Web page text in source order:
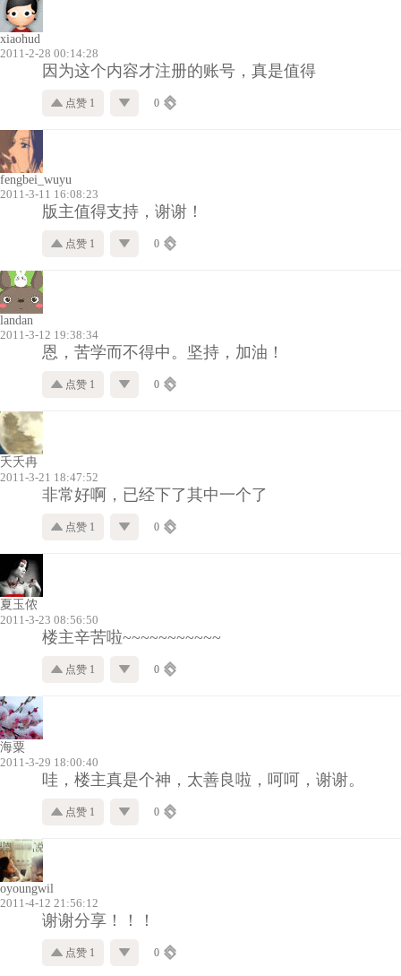
xiaohud
2011-2-28 00:14:28
因为这个内容才注册的账号，真是值得
点赞 1 0
fengbei_wuyu
2011-3-11 16:08:23
版主值得支持，谢谢！
点赞 1 0
landan
2011-3-12 19:38:34
恩，苦学而不得中。坚持，加油！
点赞 1 0
夭夭冉
2011-3-21 18:47:52
非常好啊，已经下了其中一个了
点赞 1 0
夏玉侬
2011-3-23 08:56:50
楼主辛苦啦~~~~~~~~~~~
点赞 1 0
海粟
2011-3-29 18:00:40
哇，楼主真是个神，太善良啦，呵呵，谢谢。
点赞 1 0
oyoungwil
2011-4-12 21:56:12
谢谢分享！！！
点赞 1 0